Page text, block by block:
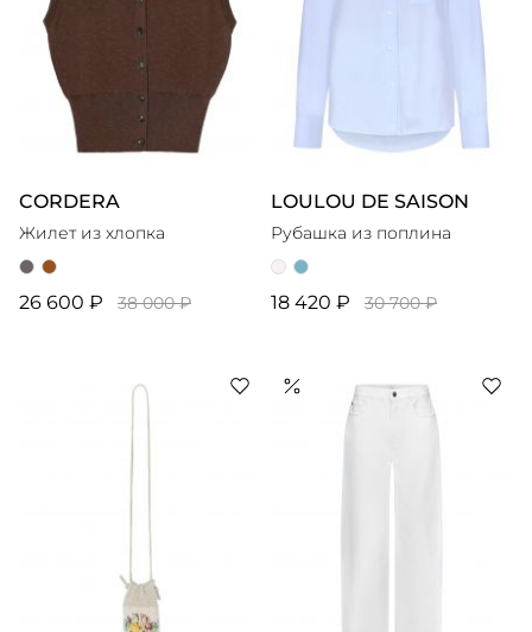
CORDERA
Жилет из хлопка
26 600 ₽ 38 000 ₽
LOULOU DE SAISON
Рубашка из поплина
18 420 ₽ 30 700 ₽